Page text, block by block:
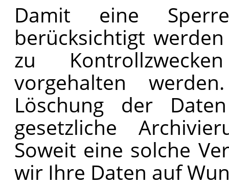
Damit eine
berücksichtigt
zu
vorgehalten
Löschung der
gesetzliche
Soweit eine solche
wir Ihre Daten auf